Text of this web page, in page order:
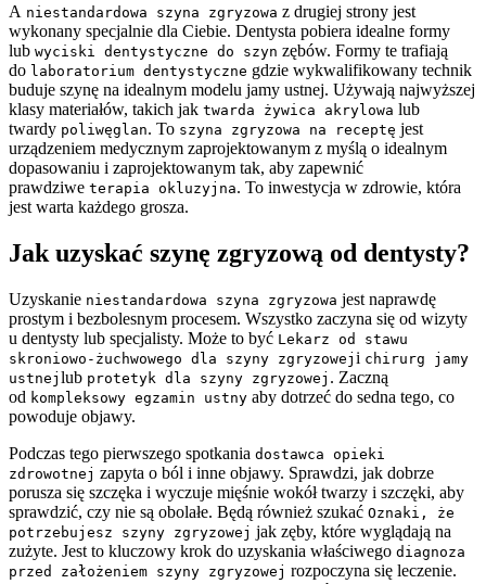
A niestandardowa szyna zgryzowa z drugiej strony jest
wykonany specjalnie dla Ciebie. Dentysta pobiera idealne formy
lub wyciski dentystyczne do szyn zębów. Formy te trafiają
do laboratorium dentystyczne gdzie wykwalifikowany technik
buduje szynę na idealnym modelu jamy ustnej. Używają najwyższej
klasy materiałów, takich jak twarda żywica akrylowa lub
twardy poliwęglan. To szyna zgryzowa na receptę jest
urządzeniem medycznym zaprojektowanym z myślą o idealnym
dopasowaniu i zaprojektowanym tak, aby zapewnić
prawdziwe terapia okluzyjna. To inwestycja w zdrowie, która
jest warta każdego grosza.
Jak uzyskać szynę zgryzową od dentysty?
Uzyskanie niestandardowa szyna zgryzowa jest naprawdę
prostym i bezbolesnym procesem. Wszystko zaczyna się od wizyty
u dentysty lub specjalisty. Może to być Lekarz od stawu
skroniowo-żuchwowego dla szyny zgryzowej i chirurg jamy
ustnej lub protetyk dla szyny zgryzowej . Zaczną
od kompleksowy egzamin ustny aby dotrzeć do sedna tego, co
powoduje objawy.
Podczas tego pierwszego spotkania dostawca opieki
zdrowotnej zapyta o ból i inne objawy. Sprawdzi, jak dobrze
porusza się szczęka i wyczuje mięśnie wokół twarzy i szczęki, aby
sprawdzić, czy nie są obolałe. Będą również szukać Oznaki, że
potrzebujesz szyny zgryzowej jak zęby, które wyglądają na
zużyte. Jest to kluczowy krok do uzyskania właściwego diagnoza
przed założeniem szyny zgryzowej rozpoczyna się leczenie.